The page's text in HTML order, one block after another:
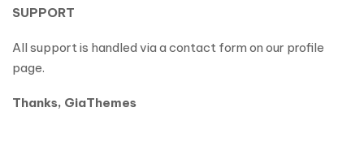
SUPPORT
All support is handled via a contact form on our profile
page.
Thanks, GiaThemes